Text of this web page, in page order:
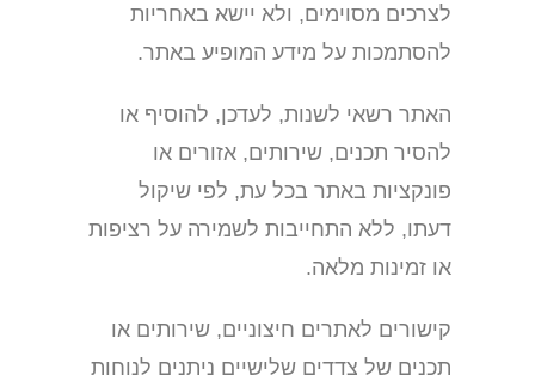
לצרכים מסוימים, ולא יישא באחריות
להסתמכות על מידע המופיע באתר.
האתר רשאי לשנות, לעדכן, להוסיף או
להסיר תכנים, שירותים, אזורים או
פונקציות באתר בכל עת, לפי שיקול
דעתו, ללא התחייבות לשמירה על רציפות
או זמינות מלאה.
קישורים לאתרים חיצוניים, שירותים או
תכנים של צדדים שלישיים ניתנים לנוחות